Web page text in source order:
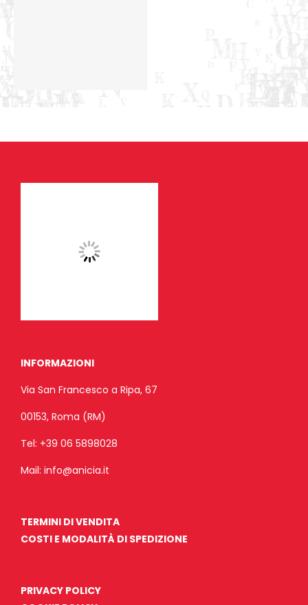
INFORMAZIONI
Via San Francesco a Ripa, 67
00153, Roma (RM)
Tel: +39 06 5898028
Mail: info@anicia.it
TERMINI DI VENDITA
COSTI E MODALITÀ DI SPEDIZIONE
PRIVACY POLICY